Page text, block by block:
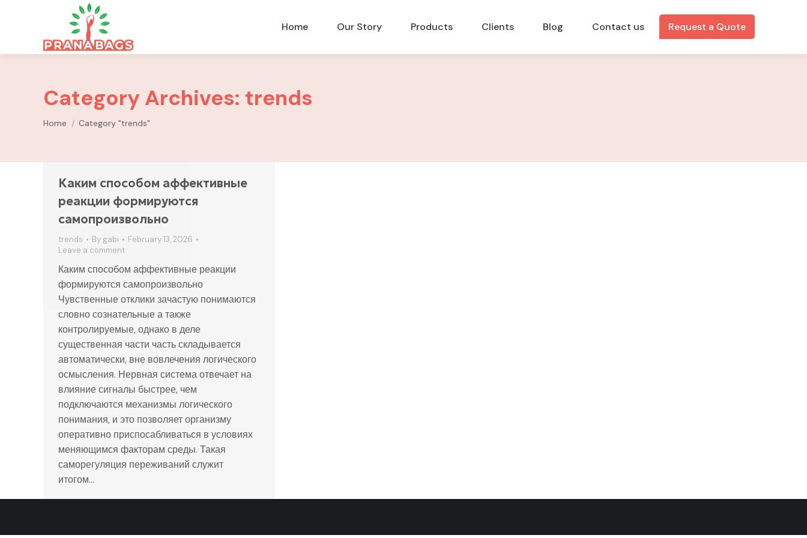
Home Our Story Products Clients Blog Contact us Request a Quote
Category Archives: trends
You are here:
Home Category "trends"
Каким способом аффективные
реакции формируются
самопроизвольно
trends By gabi
February 13, 2026
Leave a comment
Каким способом аффективные реакции
формируются самопроизвольно
Чувственные отклики зачастую понимаются
словно сознательные а также
контролируемые, однако в деле
существенная части часть складывается
автоматически, вне вовлечения логического
осмысления. Нервная система отвечает на
влияние сигналы быстрее, чем
подключаются механизмы логического
понимания, и это позволяет организму
оперативно приспосабливаться в условиях
меняющимся факторам среды. Такая
саморегуляция переживаний служит
итогом…